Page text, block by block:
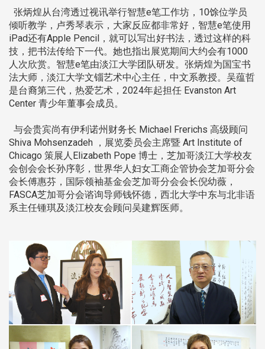
张炳煌从台湾透过视讯举行智慧e笔工作坊，10馀位学员
倾听教学，卢秀琴表示，大家反应都非常好，智慧e笔使用
iPad还有Apple Pencil，就可以写出好书法，透过这样的科
技，把书法传给下一代。她也指出展览期间大约会有1000
人次欣赏。智慧e笔由淡江大学团队研发。张炳煌为国宝书
法大师，淡江大学文锱艺术中心主任，中文系教授。吴蕴哲
是台裔第三代，热爱艺术，2024年起担任 Evanston Art
Center 青少年董事会成员。
与会贵宾尚有伊利诺州财务长 Michael Frerichs 高级顾问
Shiva Mohsenzadeh ，展览委员会主席暨 Art Institute of
Chicago 策展人Elizabeth Pope 博士，芝加哥淡江大学校友
会创会会长孙序彰，世界华人妇女工商企管协会芝加哥分会
会长傅惠芬，国际领袖基金会芝加哥分会会长倪幼薇，
FASCA芝加哥分会谘询导师钱怀德，西北大学中东与北非语
系主任锺琪及淡江校友会顾问吴建辉医师。